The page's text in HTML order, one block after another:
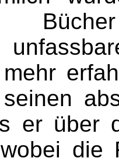
er über
die